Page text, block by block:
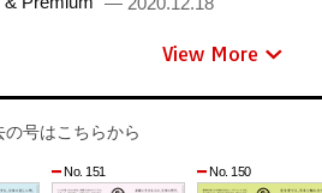
View More
の号はこちらから
No. 151 No. 150